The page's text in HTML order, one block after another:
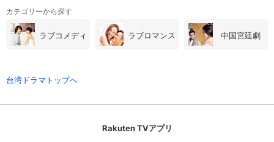
カテゴリーから探す
ラブコメディ ラブロマンス 中国宮廷劇
台湾ドラマトップへ
Rakuten TVアプリ